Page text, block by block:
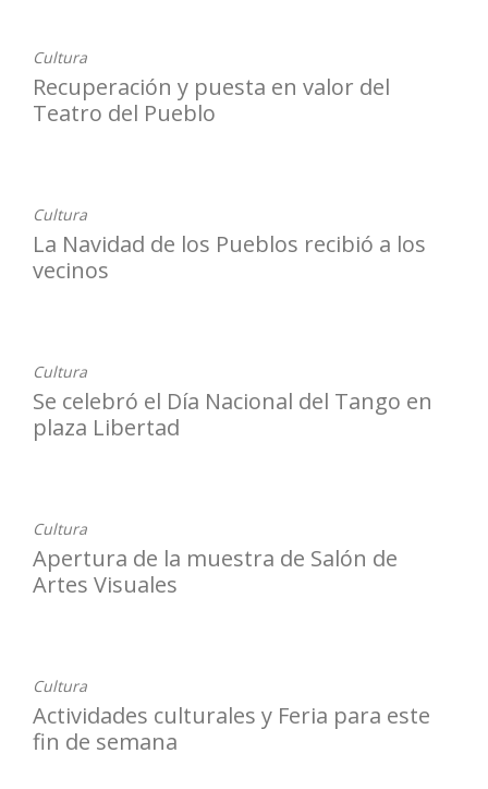
Cultura
Recuperación y puesta en valor del
Teatro del Pueblo
Cultura
La Navidad de los Pueblos recibió a los
vecinos
Cultura
Se celebró el Día Nacional del Tango en
plaza Libertad
Cultura
Apertura de la muestra de Salón de
Artes Visuales
Cultura
Actividades culturales y Feria para este
fin de semana